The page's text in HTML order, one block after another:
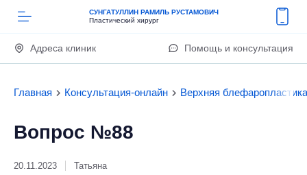
СУНГАТУЛЛИН РАМИЛЬ РУСТАМОВИЧ
Пластический хирург
Адреса клиник Помощь и консультация
Главная Консультация-онлайн Верхняя блефаропластика
Вопрос №88
20.11.2023 Татьяна